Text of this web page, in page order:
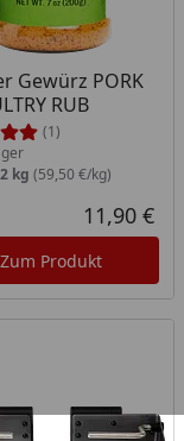
Preis
Gewürz PORK
RUB
(1)
am Lager
kg (59,50 €/kg)
11,90 €
Zum Produkt